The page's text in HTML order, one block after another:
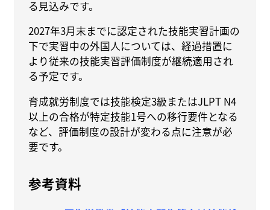
る見込みです。
2027年3月末までに認定された技能実習計画の
下で実習中の外国人については、経過措置に
より従来の技能実習評価制度が継続適用され
る予定です。
育成就労制度では技能検定3級またはJLPT N4
以上の合格が特定技能1号への移行要件となる
など、評価制度の設計が変わる点に注意が必
要です。
参考資料